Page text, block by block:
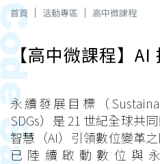
首頁 活動專區 高中微課程
【高中微課程】AI
永續發展目標（
SDGs）是 21 世紀全球共
智慧（AI）引領數位變革
已陸續啟動數位與